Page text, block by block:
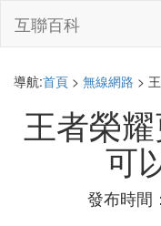
互聯百科
導航:首頁 > 無線網路 >
王者榮
可
發布時間